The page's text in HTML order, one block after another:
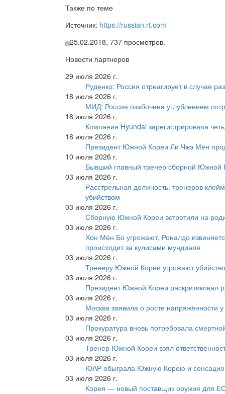
Также по теме
Источник: https://russian.rt.com
25.02.2018, 737 просмотров.
Новости партнеров
29 июля 2026 г.
Руденко: Россия отреагирует в случае
18 июля 2026 г.
МИД: Россия озабочена углублением
18 июля 2026 г.
Компания Hyundai зарегистрировала
18 июля 2026 г.
Президент Южной Кореи Ли Чжэ Мён
10 июля 2026 г.
Бывший главный тренер сборной Южной
03 июля 2026 г.
Расстрельная должность: тренеров
убийством
03 июля 2026 г.
Сборную Южной Кореи встретили на
03 июля 2026 г.
Хон Мён Бо угрожают, Роналдо
происходит за кулисами мундиаля
03 июля 2026 г.
Тренеру Южной Кореи угрожают
03 июля 2026 г.
Президент Южной Кореи раскритиковал
03 июля 2026 г.
Москва заявила о росте
03 июля 2026 г.
Прокуратура вновь потребовала
03 июля 2026 г.
Тренер Южной Кореи взял
03 июля 2026 г.
ЮАР обыграла Южную Корею и
03 июля 2026 г.
Корея — новый поставщик оружия для